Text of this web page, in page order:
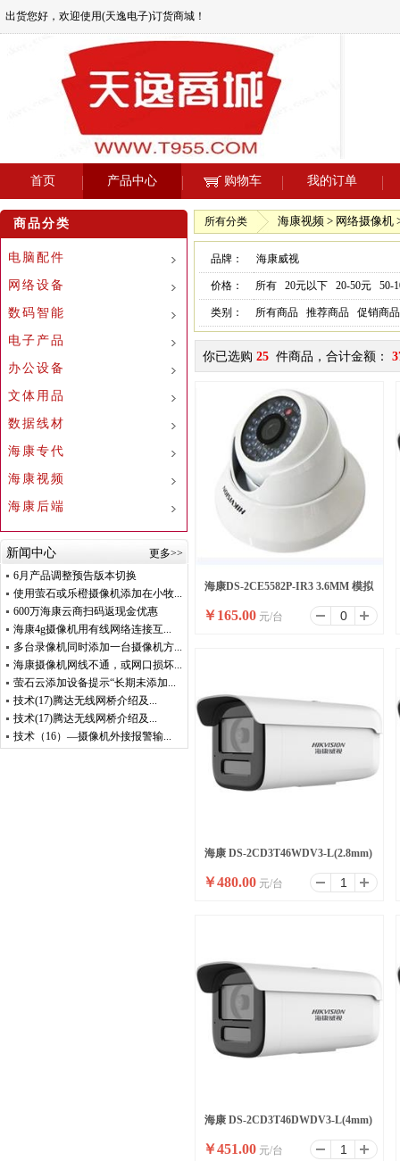
出货您好，欢迎使用(天逸电子)订货商城！
首页 产品中心 购物车 我的订单
商品分类
电脑配件
网络设备
数码智能
电子产品
办公设备
文体用品
数据线材
海康专代
海康视频
海康后端
新闻中心
更多>>
6月产品调整预告版本切换
使用萤石或乐橙摄像机添加在小牧...
600万海康云商扫码返现金优惠
海康4g摄像机用有线网络连接互...
多台录像机同时添加一台摄像机方...
海康摄像机网线不通，或网口损坏...
萤石云添加设备提示“长期未添加...
技术(17)腾达无线网桥介绍及...
技术(17)腾达无线网桥介绍及...
技术（16）—摄像机外接报警输...
所有分类 海康视频 > 网络摄像机
品牌： 海康威视
价格： 所有 20元以下 20-50元 50-
类别： 所有商品 推荐商品 促销商品
你已选购 25 件商品，合计金额：
海康DS-2CE5582P-IR3 3.6MM 模拟
半球
￥165.00 元/台
海康 DS-2CD3T46WDV3-L(2.8mm)
(E)(国内标配)
￥480.00 元/台
海康 DS-2CD3T46DWDV3-L(4mm)
(国内标配)
￥451.00 元/台